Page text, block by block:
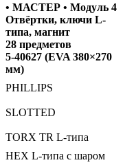
• МАСТЕР • Модуль 4
Отвёртки, ключи L-
типа, магнит
28 предметов
5-40627 (EVA 380×270
мм)
PHILLIPS
SLOTTED
TORX TR L-типа
HEX L-типа с шаром